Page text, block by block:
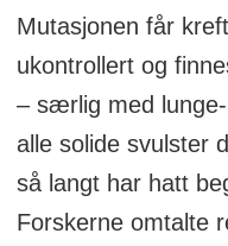
Mutasjonen får
ukontrollert og
– særlig med
alle solide svulster
så langt har hatt
Forskerne omtalte